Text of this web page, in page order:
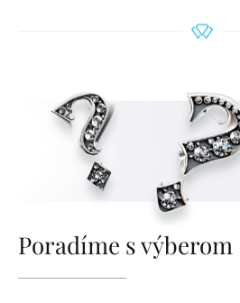
Poradíme s výberom